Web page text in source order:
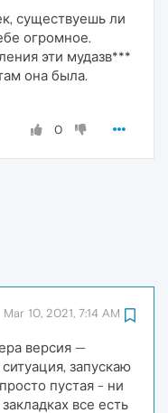
существуешь ли
огромное.
эти мудазв***
она была.
0
Mar 10, 2021, 7:14 AM
версия —
запускаю
пустая - ни
все есть